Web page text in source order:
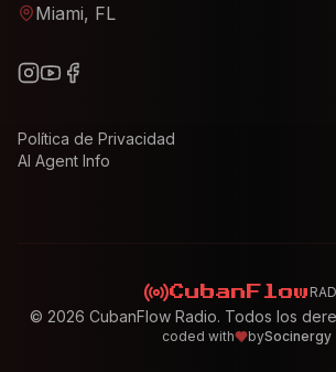
Miami, FL
Política de Privacidad
AI Agent Info
CubanFlow
© 2026 CubanFlow Radio. Todos los
coded with bySocinergy